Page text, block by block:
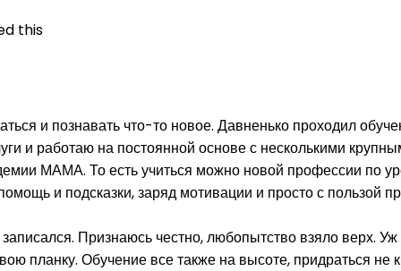
this
и познавать что-то новое. Давненько проходил
и работаю на постоянной основе с несколькими
МАМА. То есть учиться можно новой профессии по
и подсказки, заряд мотивации и просто с
Признаюсь честно, любопытство взяло верх.
планку. Обучение все также на высоте, придраться